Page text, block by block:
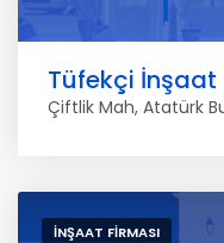
Tüfekçi İnşaat
Çiftlik Mah, Atatürk
İNŞAAT FIRMASI